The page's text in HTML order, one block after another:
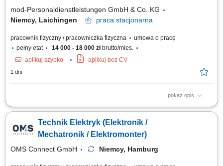
mod-Personaldienstleistungen GmbH & Co. KG
Niemcy, Laichingen
praca stacjonarna
pracownik fizyczny / pracowniczka fizyczna
umowa o pracę
pełny etat
14 000 - 18 000 złbrutto/mies.
aplikuj szybko
aplikuj bez CV
1 dni
pokaż opis
Realizacja montażu i uruchamiania przemysłowych instalacji
sterowniczych oraz rozdzielni elektrycznych zgodnie z
dokumentacją.Układanie i podłączanie tras kablowych oraz okablowania
Technik Elektryk (Elektronik /
Mechatronik / Elektromonter)
OMS Connect GmbH Niemcy, Hamburg